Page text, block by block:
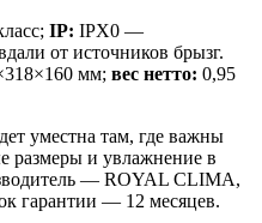
IP: IPX0 —
от источников брызг.
мм; вес нетто: 0,95
уместна там, где важны
размеры и увлажнение в
— ROYAL CLIMA,
гарантии — 12 месяцев.